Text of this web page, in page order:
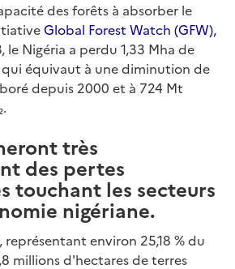
des forêts à absorber le
Global Forest Watch (GFW),
le Nigéria a perdu 1,33 Mha de
équivaut à une diminution de
depuis 2000 et à 724 Mt
très
des pertes
touchant les secteurs
nigériane.
représentant environ 25,18 % du
millions d'hectares de terres